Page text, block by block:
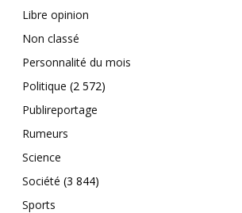
Libre opinion
Non classé
Personnalité du mois
Politique (2 572)
Publireportage
Rumeurs
Science
Société (3 844)
Sports